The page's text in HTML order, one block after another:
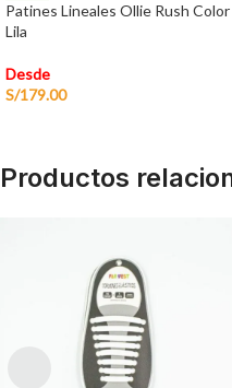
Patines Lineales Ollie Rush Color
Lila
Desde
S/179.00
Productos